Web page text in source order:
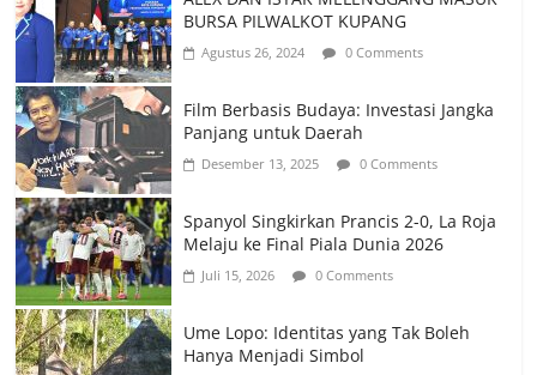
BURSA PILWALKOT KUPANG
Agustus 26, 2024 0 Comments
Film Berbasis Budaya: Investasi Jangka
Panjang untuk Daerah
Desember 13, 2025 0 Comments
Spanyol Singkirkan Prancis 2-0, La Roja
Melaju ke Final Piala Dunia 2026
Juli 15, 2026 0 Comments
Ume Lopo: Identitas yang Tak Boleh
Hanya Menjadi Simbol